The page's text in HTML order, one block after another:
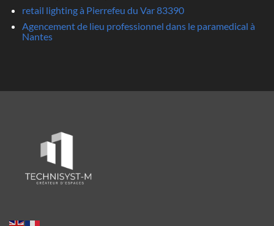
retail lighting à Pierrefeu du Var 83390
Agencement de lieu professionnel dans le paramedical à
Nantes